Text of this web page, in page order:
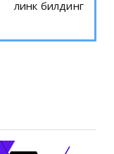
линк билдинг